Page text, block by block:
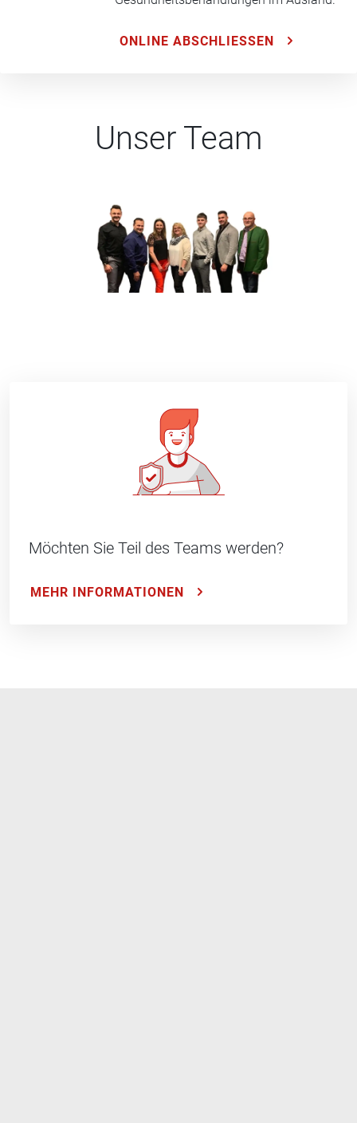
ONLINE ABSCHLIESSEN
Unser Team
Möchten Sie Teil des Teams werden?
MEHR INFORMATIONEN